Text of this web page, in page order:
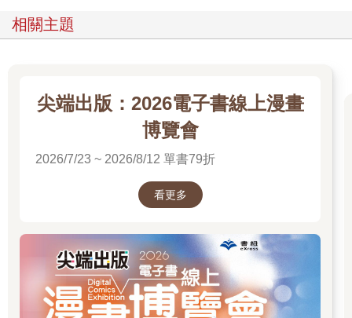
相關主題
尖端出版：2026電子書線上漫畫
博覽會
2026/7/23 ~ 2026/8/12 單書79折
看更多